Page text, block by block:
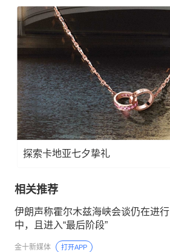
探索卡地亚七夕挚礼
相关推荐
伊朗声称霍尔木兹海峡会谈仍在进行
中，且进入“最后阶段”
金十新媒体 打开APP